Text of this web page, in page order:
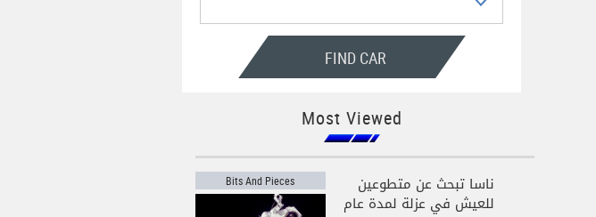
FIND CAR
Most Viewed
Bits And Pieces ناسا تبحث عن متطوعين
للعيش في عزلة لمدة عام